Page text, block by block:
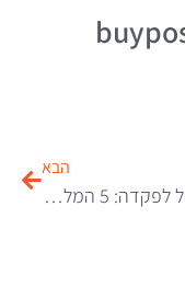
הבא
השקט של לפקדה: 5 המלצות לבילוי פסטורלי ביוון